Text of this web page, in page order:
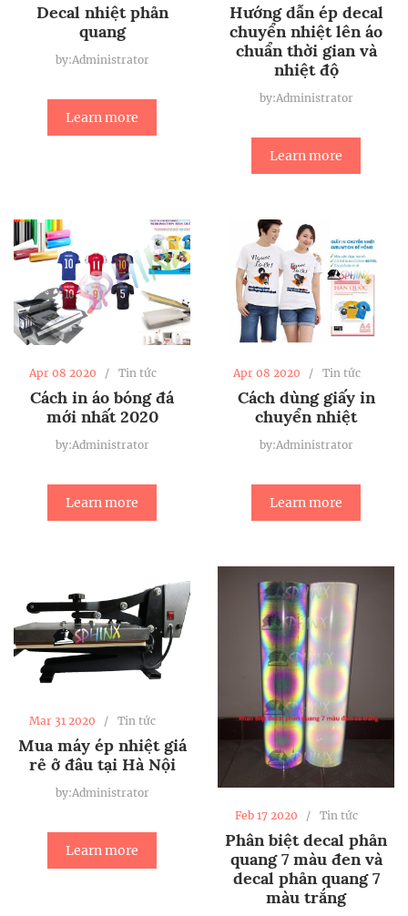
Decal nhiệt phản
quang
by:Administrator
Learn more
Hướng dẫn ép decal
chuyển nhiệt lên áo
chuẩn thời gian và
nhiệt độ
by:Administrator
Learn more
Apr 08 2020 Tin tức
Cách in áo bóng đá
mới nhất 2020
by:Administrator
Learn more
Apr 08 2020 Tin tức
Cách dùng giấy in
chuyển nhiệt
by:Administrator
Learn more
Mar 31 2020 Tin tức
Mua máy ép nhiệt giá
rẻ ở đâu tại Hà Nội
by:Administrator
Learn more
Feb 17 2020 Tin tức
Phân biệt decal phản
quang 7 màu đen và
decal phản quang 7
màu trắng